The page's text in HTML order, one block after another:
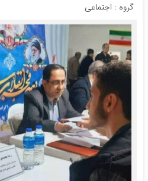
گروه : اجتماعی